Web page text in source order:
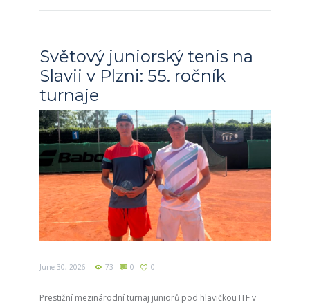
Světový juniorský tenis na
Slavii v Plzni: 55. ročník
turnaje
June 30, 2026 73 0 0
Prestižní mezinárodní turnaj juniorů pod hlavičkou ITF v